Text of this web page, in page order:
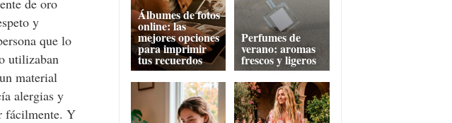
de oro
y
que lo
utilizaban
material
alergias y
fácilmente. Y
Álbumes de fotos
online: las
mejores opciones
para imprimir
tus recuerdos
Perfumes de
verano: aromas
frescos y ligeros